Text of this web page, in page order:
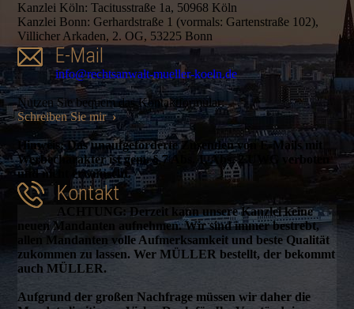
Kanzlei Köln: Tacitusstraße 1a, 50968 Köln
Kanzlei Bonn: Gerhardstraße 1 (vormals: Gartenstraße 102),
Villicher Arkaden, 2. OG, 53225 Bonn
E-Mail
info@rechtsanwalt-mueller-koeln.de
Nutzen Sie bequem das Kontaktformular:
Schreiben Sie mir ›
Hinweis: Das unaufgeforderte Zusenden von E-Mails mit
Werbecharakter ist gem. § 7 Abs. 1, Abs. 2 UWG verboten
und nicht erwünscht.
Kontakt
ACHTUNG: Derzeit kann unsere Kanzlei keine
neuen Mandanten aufnehmen. Wir sind immer bestrebt,
allen Mandanten volle Aufmerksamkeit und beste Qualität
zukommen zu lassen. Wer MÜLLER bestellt, der bekommt
auch MÜLLER.
Aufgrund der großen Nachfrage müssen wir daher die